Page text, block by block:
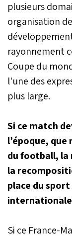
plusieurs
organisation
rayonnement
Coupe du
l'une des
plus large.
Si ce match
l’époque,
du football, la
la
place du
Si ce France-